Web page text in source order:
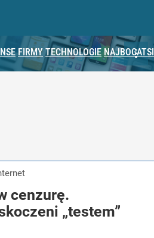
FIRMY TECHNOLOGIE NAJBOGATSI
cenzurę.
„testem”